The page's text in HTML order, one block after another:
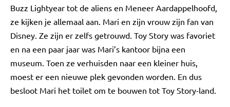
Buzz Lightyear tot de aliens en Meneer Aardappelhoofd,
ze kijken je allemaal aan. Mari en zijn vrouw zijn fan van
Disney. Ze zijn er zelfs getrouwd. Toy Story was favoriet
en na een paar jaar was Mari’s kantoor bijna een
museum. Toen ze verhuisden naar een kleiner huis,
moest er een nieuwe plek gevonden worden. En dus
besloot Mari het toilet om te bouwen tot Toy Story-land.